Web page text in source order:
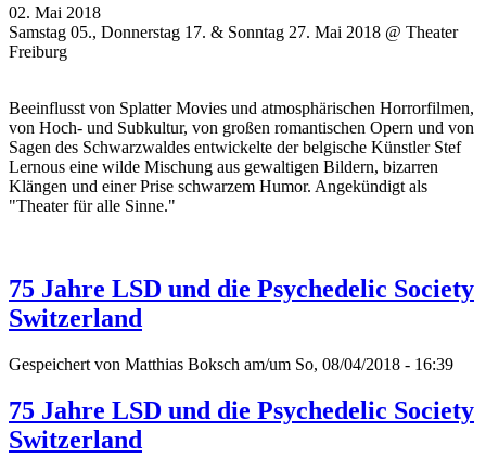
02. Mai 2018
Samstag 05., Donnerstag 17. & Sonntag 27. Mai 2018 @ Theater
Freiburg
Beeinflusst von Splatter Movies und atmosphärischen Horrorfilmen,
von Hoch- und Subkultur, von großen romantischen Opern und von
Sagen des Schwarzwaldes entwickelte der belgische Künstler Stef
Lernous eine wilde Mischung aus gewaltigen Bildern, bizarren
Klängen und einer Prise schwarzem Humor. Angekündigt als
"Theater für alle Sinne."
75 Jahre LSD und die Psychedelic Society
Switzerland
Gespeichert von Matthias Boksch am/um So, 08/04/2018 - 16:39
75 Jahre LSD und die Psychedelic Society
Switzerland